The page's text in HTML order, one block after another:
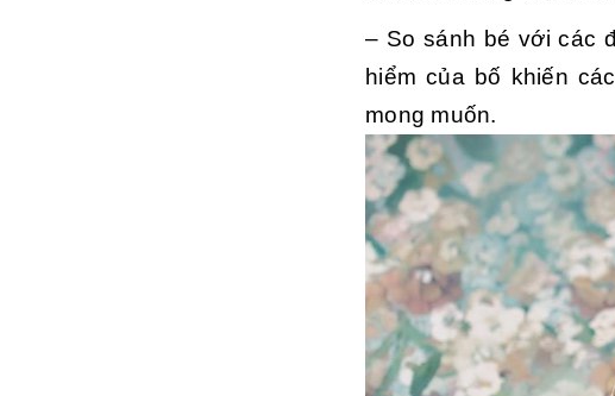
– So sánh bé với các
hiểm của bố khiến
mong muốn.